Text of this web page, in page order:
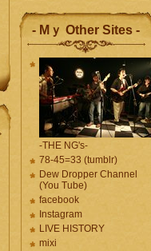
- Mｙ Other Sites -
-THE NG's-
78-45=33 (tumblr)
Dew Dropper Channel
(You Tube)
facebook
Instagram
LIVE HISTORY
mixi